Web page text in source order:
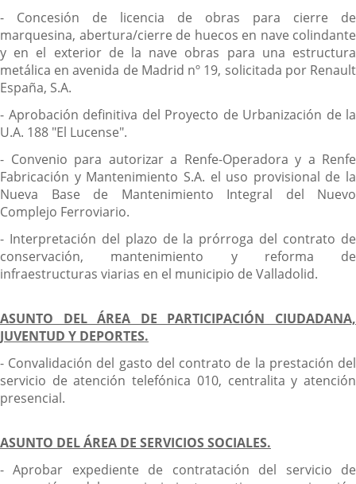
- Concesión de licencia de obras para cierre de
marquesina, abertura/cierre de huecos en nave colindante
y en el exterior de la nave obras para una estructura
metálica en avenida de Madrid nº 19, solicitada por Renault
España, S.A.
- Aprobación definitiva del Proyecto de Urbanización de la
U.A. 188 "El Lucense".
- Convenio para autorizar a Renfe-Operadora y a Renfe
Fabricación y Mantenimiento S.A. el uso provisional de la
Nueva Base de Mantenimiento Integral del Nuevo
Complejo Ferroviario.
- Interpretación del plazo de la prórroga del contrato de
conservación, mantenimiento y reforma de
infraestructuras viarias en el municipio de Valladolid.
ASUNTO DEL ÁREA DE PARTICIPACIÓN CIUDADANA,
JUVENTUD Y DEPORTES.
- Convalidación del gasto del contrato de la prestación del
servicio de atención telefónica 010, centralita y atención
presencial.
ASUNTO DEL ÁREA DE SERVICIOS SOCIALES.
- Aprobar expediente de contratación del servicio de